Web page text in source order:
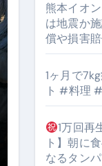
が独自ドメイン
に入れる方法
テム」完全ガイド
熊本イオ
は地震か
償や損害
1ヶ月で
ト #料理
1万回再
ト】朝に
なるタン